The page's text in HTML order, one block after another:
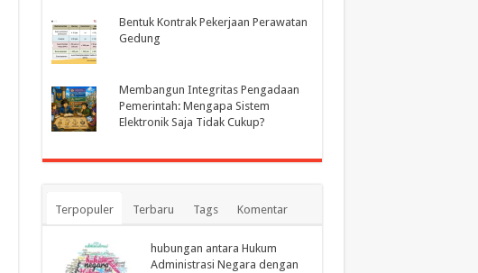
Bentuk Kontrak Pekerjaan Perawatan
Gedung
Membangun Integritas Pengadaan
Pemerintah: Mengapa Sistem
Elektronik Saja Tidak Cukup?
Terpopuler Terbaru Tags Komentar
hubungan antara Hukum
Administrasi Negara dengan